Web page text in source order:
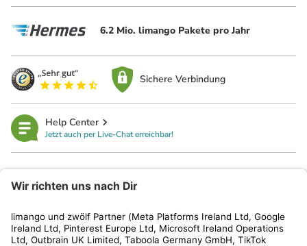
6.2 Mio. limango Pakete pro Jahr
Sichere Verbindung
Help Center
Jetzt auch per Live-Chat erreichbar!
Kundenservice